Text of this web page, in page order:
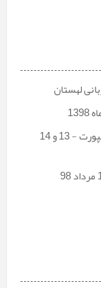
نتایج مسابقه تیراندازی بنچ رست باشگاه مهر اسپورت - 13 و 14